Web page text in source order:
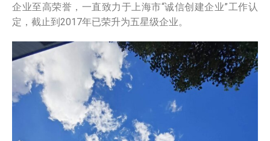
企业至高荣誉，一直致力于上海市“诚信创建企业”工作认
定，截止到2017年已荣升为五星级企业。